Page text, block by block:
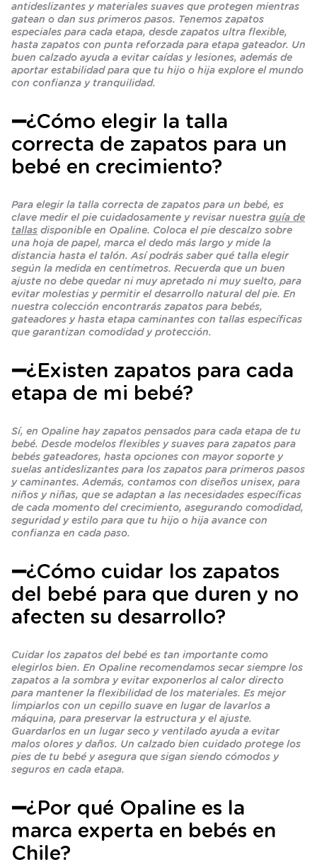
antideslizantes y materiales suaves que protegen mientras
gatean o dan sus primeros pasos. Tenemos zapatos
especiales para cada etapa, desde zapatos ultra flexible,
hasta zapatos con punta reforzada para etapa gateador. Un
buen calzado ayuda a evitar caídas y lesiones, además de
aportar estabilidad para que tu hijo o hija explore el mundo
con confianza y tranquilidad.
➖¿Cómo elegir la talla
correcta de zapatos para un
bebé en crecimiento?
Para elegir la talla correcta de zapatos para un bebé, es
clave medir el pie cuidadosamente y revisar nuestra guía de
tallas disponible en Opaline. Coloca el pie descalzo sobre
una hoja de papel, marca el dedo más largo y mide la
distancia hasta el talón. Así podrás saber qué talla elegir
según la medida en centímetros. Recuerda que un buen
ajuste no debe quedar ni muy apretado ni muy suelto, para
evitar molestias y permitir el desarrollo natural del pie. En
nuestra colección encontrarás zapatos para bebés,
gateadores y hasta etapa caminantes con tallas específicas
que garantizan comodidad y protección.
➖¿Existen zapatos para cada
etapa de mi bebé?
Sí, en Opaline hay zapatos pensados para cada etapa de tu
bebé. Desde modelos flexibles y suaves para zapatos para
bebés gateadores, hasta opciones con mayor soporte y
suelas antideslizantes para los zapatos para primeros pasos
y caminantes. Además, contamos con diseños unisex, para
niños y niñas, que se adaptan a las necesidades específicas
de cada momento del crecimiento, asegurando comodidad,
seguridad y estilo para que tu hijo o hija avance con
confianza en cada paso.
➖¿Cómo cuidar los zapatos
del bebé para que duren y no
afecten su desarrollo?
Cuidar los zapatos del bebé es tan importante como
elegirlos bien. En Opaline recomendamos secar siempre los
zapatos a la sombra y evitar exponerlos al calor directo
para mantener la flexibilidad de los materiales. Es mejor
limpiarlos con un cepillo suave en lugar de lavarlos a
máquina, para preservar la estructura y el ajuste.
Guardarlos en un lugar seco y ventilado ayuda a evitar
malos olores y daños. Un calzado bien cuidado protege los
pies de tu bebé y asegura que sigan siendo cómodos y
seguros en cada etapa.
➖¿Por qué Opaline es la
marca experta en bebés en
Chile?